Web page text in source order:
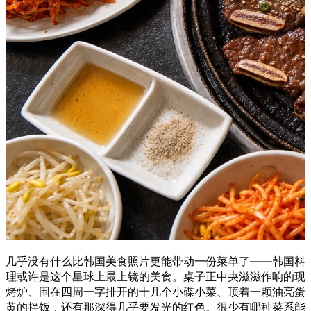
几乎没有什么比韩国美食照片更能带动一份菜单了——韩国料
理或许是这个星球上最上镜的美食。桌子正中央滋滋作响的现
烤炉、围在四周一字排开的十几个小碟小菜、顶着一颗油亮蛋
黄的拌饭，还有那深得几乎要发光的红色。很少有哪种菜系能